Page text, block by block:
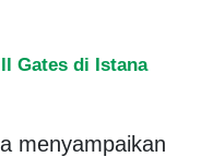
Gates di Istana
menyampaikan